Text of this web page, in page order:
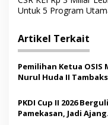
a
i
g
a
i
Untuk 5 Program
Artikel Terkait
Pemilihan Ketua OSIS
Nurul Huda II
Demokrasi bagi Siswa
PKDI Cup II 2026
Pamekasan, Jadi Ajang